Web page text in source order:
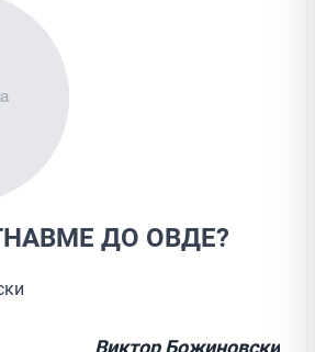
ДО ОВДЕ?
Виктор Божиновски